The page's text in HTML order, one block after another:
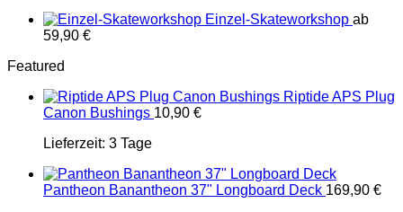
Einzel-Skateworkshop ab
59,90 €
Featured
Riptide APS Plug
Canon Bushings 10,90 €
Lieferzeit: 3 Tage
Pantheon Banantheon 37" Longboard Deck 169,90 €